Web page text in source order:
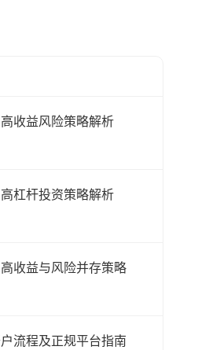
收益风险策略解析
杠杆投资策略解析
收益与风险并存策略
流程及正规平台指南